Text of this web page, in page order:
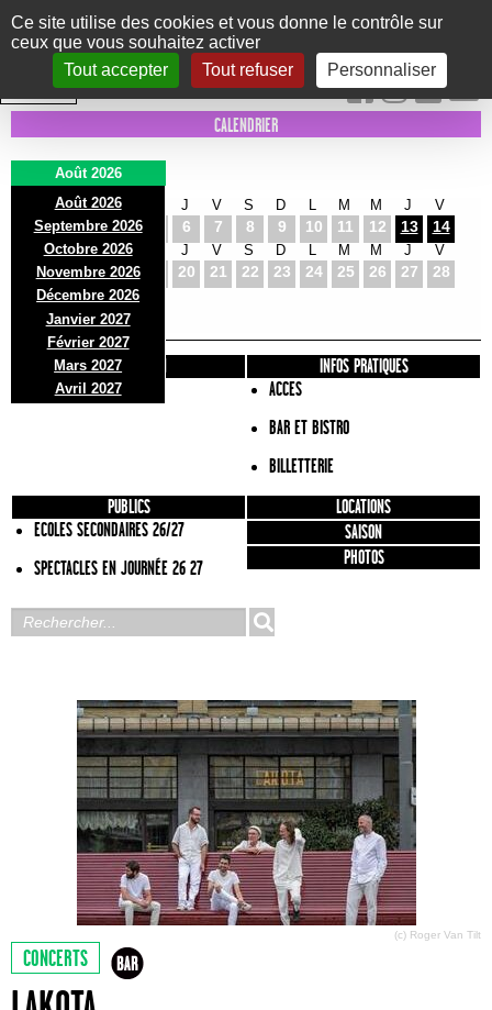
Panneau de gestion des cookies
Ce site utilise des cookies et vous donne le contrôle sur
ceux que vous souhaitez activer
Tout accepter
Tout refuser Personnaliser
Le Marni
CONCERTS DANSE/CIRQUE THÉÂTRE KIDS EXPOS EVENTS
INTRA MUROS
CALENDRIER
Août 2026
Août 2026
Septembre 2026
Octobre 2026
Novembre 2026
Décembre 2026
Janvier 2027
Février 2027
Mars 2027
Avril 2027
D
2
L
3
M
4
J
6
V
7
S
8
D
9 10
M
11
M
12
J
13
V
14
D
16
L
17
M
18
J
20
V
21
S
22
D
23 24
M
25
M
26
J
27
V
28
D
30
L
31
PRÉSENTATION
INFOS PRATIQUES
ACCES
BAR ET BISTRO
BILLETTERIE
PUBLICS
ECOLES SECONDAIRES 26/27
SPECTACLES EN JOURNÉE 26 27
LOCATIONS
SAISON
PHOTOS
(c) Roger Van Tilt
CONCERTS